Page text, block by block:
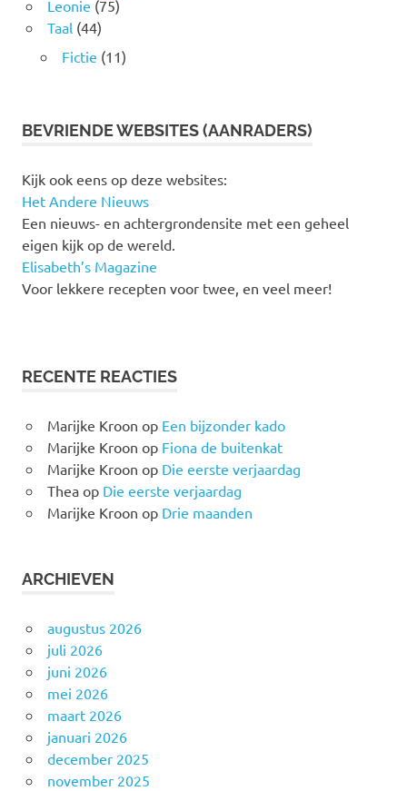
Leonie (75)
Taal(44)
Fictie (11)
BEVRIENDE WEBSITES (AANRADERS)
Kijk ook eens op deze websites:
Het Andere Nieuws
Een nieuws- en achtergrondensite met een geheel
eigen kijk op de wereld.
Elisabeth’s Magazine
Voor lekkere recepten voor twee, en veel meer!
RECENTE REACTIES
Marijke Kroon op Een bijzonder kado
Marijke Kroon op Fiona de buitenkat
Marijke Kroon op Die eerste verjaardag
Theaop Die eerste verjaardag
Marijke Kroon op Drie maanden
ARCHIEVEN
augustus 2026
juli 2026
juni 2026
mei 2026
maart 2026
januari 2026
december 2025
november 2025